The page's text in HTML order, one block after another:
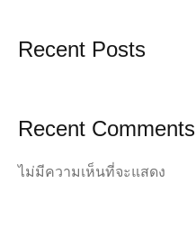
Recent Posts
Recent Comments
ไม่มีความเห็นที่จะแสดง